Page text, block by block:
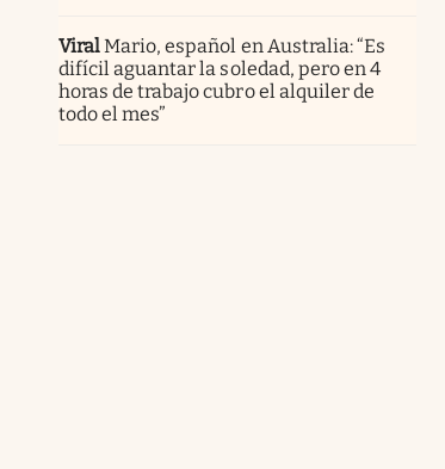
ViralMario, español en Australia: “Es
difícil aguantar la soledad, pero en 4
horas de trabajo cubro el alquiler de
todo el mes”